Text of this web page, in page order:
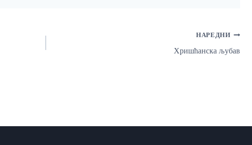
НАРЕДНИ
Хришћанска љубав